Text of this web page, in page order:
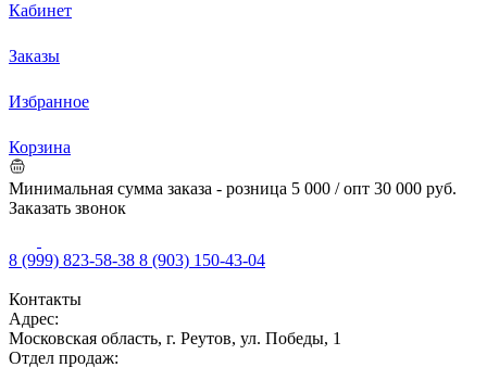
Кабинет
Заказы
Избранное
Корзина
Минимальная сумма заказа - розница 5 000 / опт 30 000 руб.
Заказать звонок
8 (999) 823-58-38 8 (903) 150-43-04
Контакты
Адрес:
Московская область, г. Реутов, ул. Победы, 1
Отдел продаж: